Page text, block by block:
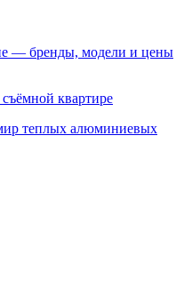
— бренды, модели и цены
квартире
теплых алюминиевых